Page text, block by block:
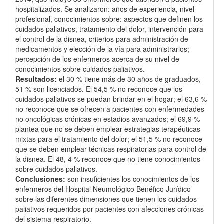
hospitalizados. Se analizaron: años de experiencia, nivel
profesional, conocimientos sobre: aspectos que definen los
cuidados paliativos, tratamiento del dolor, intervención para
el control de la disnea, criterios para administración de
medicamentos y elección de la vía para administrarlos;
percepción de los enfermeros acerca de su nivel de
conocimientos sobre cuidados paliativos.
Resultados: el 30 % tiene más de 30 años de graduados,
51 % son licenciados. El 54,5 % no reconoce que los
cuidados paliativos se puedan brindar en el hogar; el 63,6 %
no reconoce que se ofrecen a pacientes con enfermedades
no oncológicas crónicas en estadios avanzados; el 69,9 %
plantea que no se deben emplear estrategias terapéuticas
mixtas para el tratamiento del dolor; el 51,5 % no reconoce
que se deben emplear técnicas respiratorias para control de
la disnea. El 48, 4 % reconoce que no tiene conocimientos
sobre cuidados paliativos.
Conclusiones: son insuficientes los conocimientos de los
enfermeros del Hospital Neumológico Benéfico Jurídico
sobre las diferentes dimensiones que tienen los cuidados
paliativos requeridos por pacientes con afecciones crónicas
del sistema respiratorio.